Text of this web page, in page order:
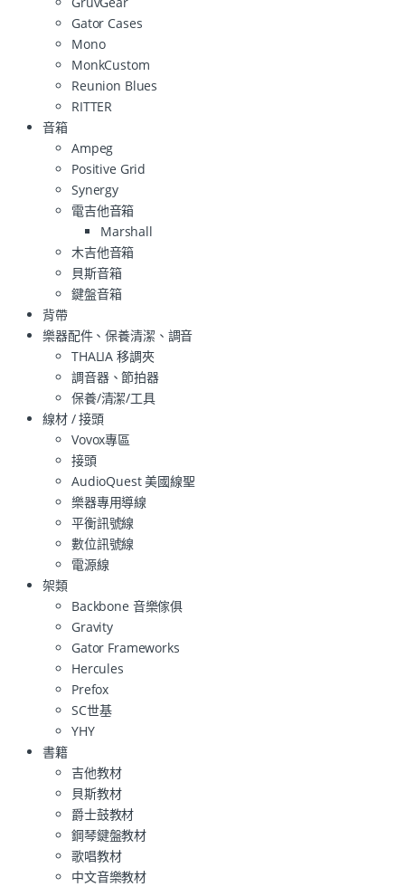
Gator Cases
Mono
MonkCustom
Reunion Blues
RITTER
音箱
Ampeg
Positive Grid
Synergy
電吉他音箱
Marshall
木吉他音箱
貝斯音箱
鍵盤音箱
背帶
樂器配件、保養清潔、調音
THALIA 移調夾
調音器、節拍器
保養/清潔/工具
線材 / 接頭
Vovox專區
接頭
AudioQuest 美國線聖
樂器專用導線
平衡訊號線
數位訊號線
電源線
架類
Backbone 音樂傢俱
Gravity
Gator Frameworks
Hercules
Prefox
SC世基
YHY
書籍
吉他教材
貝斯教材
爵士鼓教材
鋼琴鍵盤教材
歌唱教材
中文音樂教材